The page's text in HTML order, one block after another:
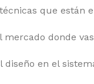
que están
mercado donde
diseño en el